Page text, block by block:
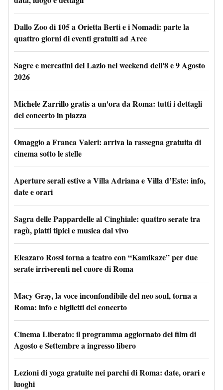
Dallo Zoo di 105 a Orietta Berti e i Nomadi: parte la
quattro giorni di eventi gratuiti ad Arce
Sagre e mercatini del Lazio nel weekend dell'8 e 9 Agosto
2026
Michele Zarrillo gratis a un'ora da Roma: tutti i dettagli
del concerto in piazza
Omaggio a Franca Valeri: arriva la rassegna gratuita di
cinema sotto le stelle
Aperture serali estive a Villa Adriana e Villa d’Este: info,
date e orari
Sagra delle Pappardelle al Cinghiale: quattro serate tra
ragù, piatti tipici e musica dal vivo
Eleazaro Rossi torna a teatro con “Kamikaze” per due
serate irriverenti nel cuore di Roma
Macy Gray, la voce inconfondibile del neo soul, torna a
Roma: info e biglietti del concerto
Cinema Liberato: il programma aggiornato dei film di
Agosto e Settembre a ingresso libero
Lezioni di yoga gratuite nei parchi di Roma: date, orari e
luoghi